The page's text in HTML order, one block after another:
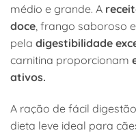
médio e grande. A
doce, frango saboroso
pela digestibilidade
carnitina proporcionam
ativos.
A ração de fácil
dieta leve ideal para